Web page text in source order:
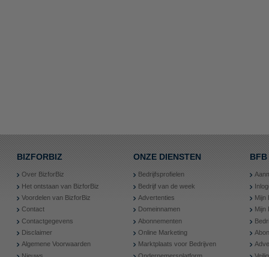
BIZFORBIZ
Over BizforBiz
Het ontstaan van BizforBiz
Voordelen van BizforBiz
Contact
Contactgegevens
Disclaimer
Algemene Voorwaarden
ONZE DIENSTEN
Bedrijfsprofielen
Bedrijf van de week
Advertenties
Domeinnamen
Abonnementen
Online Marketing
Marktplaats voor Bedrijven
BFB
Mijn
Mijn